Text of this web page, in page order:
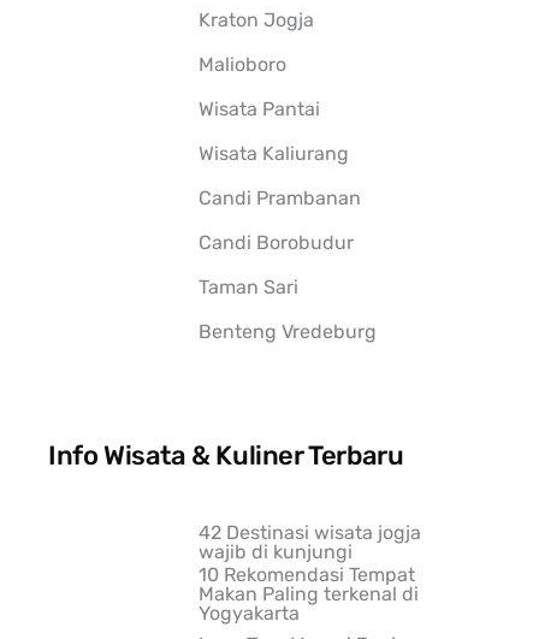
Kraton Jogja
Malioboro
Wisata Pantai
Wisata Kaliurang
Candi Prambanan
Candi Borobudur
Taman Sari
Benteng Vredeburg
Info Wisata & Kuliner Terbaru
42 Destinasi wisata jogja
wajib di kunjungi
10 Rekomendasi Tempat
Makan Paling terkenal di
Yogyakarta